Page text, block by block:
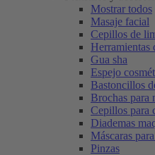
Mostrar todos
Masaje facial
Cepillos de
Herramientas
Gua sha
Espejo
Bastoncillos
Brochas para
Cepillos para
Diademas
Máscaras
Pinzas